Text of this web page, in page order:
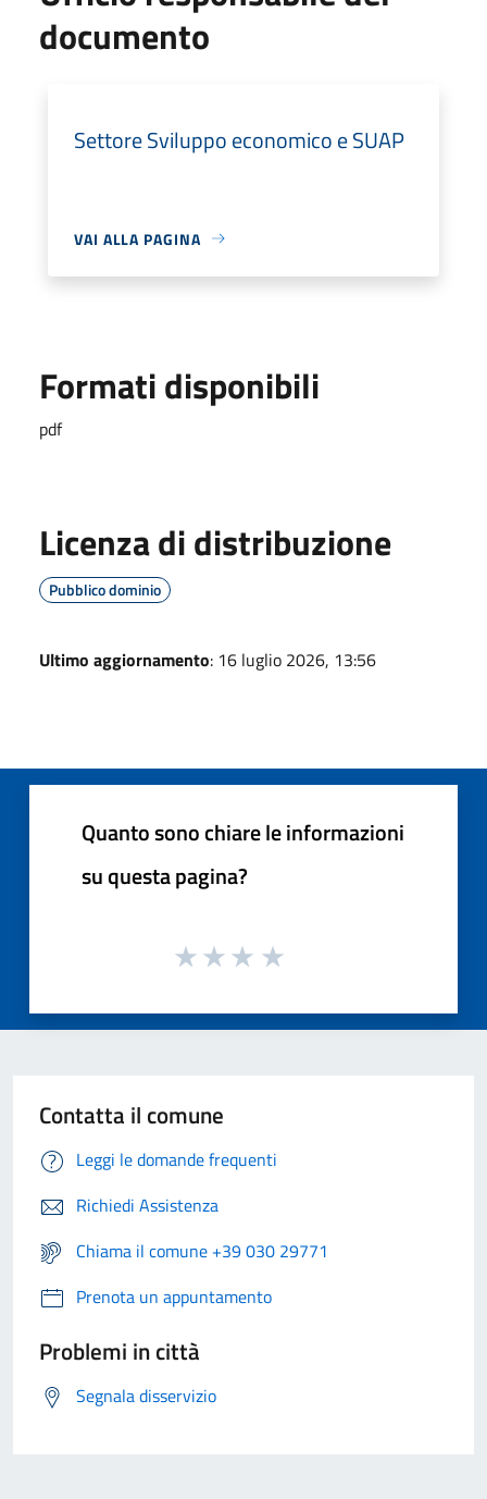
documento
Settore Sviluppo economico e SUAP
VAI ALLA PAGINA
Formati disponibili
pdf
Licenza di distribuzione
Pubblico dominio
Ultimo aggiornamento: 16 luglio 2026, 13:56
Quanto sono chiare le informazioni
su questa pagina?
Contatta il comune
Leggi le domande frequenti
Richiedi Assistenza
Chiama il comune +39 030 29771
Prenota un appuntamento
Problemi in città
Segnala disservizio